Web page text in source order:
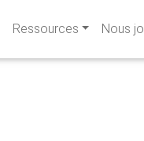
Ressources Nous